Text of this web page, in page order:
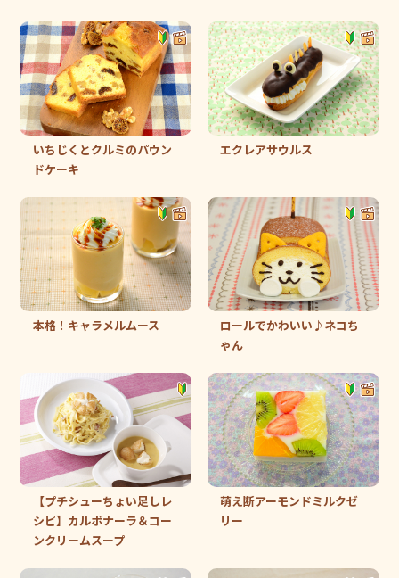
いちじくとクルミのパウン
ドケーキ
エクレアサウルス
本格！キャラメルムース
ロールでかわいい♪ネコち
ゃん
【プチシューちょい足しレ
シピ】カルボナーラ＆コー
ンクリームスープ
萌え断アーモンドミルクゼ
リー